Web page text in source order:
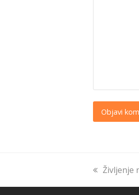
previous
Življenje